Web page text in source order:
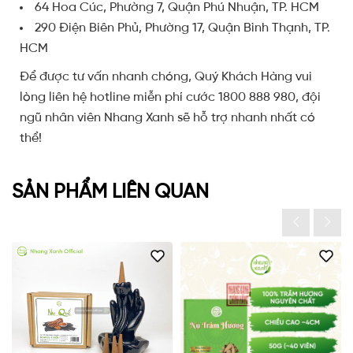
64 Hoa Cúc, Phường 7, Quận Phú Nhuận, TP. HCM
290 Điện Biên Phủ, Phường 17, Quận Bình Thạnh, TP.
HCM
Để được tư vấn nhanh chóng, Quý Khách Hàng vui
lòng liên hệ hotline miễn phí cước 1800 888 980, đội
ngũ nhân viên Nhang Xanh sẽ hỗ trợ nhanh nhất có
thể!
SẢN PHẨM LIÊN QUAN